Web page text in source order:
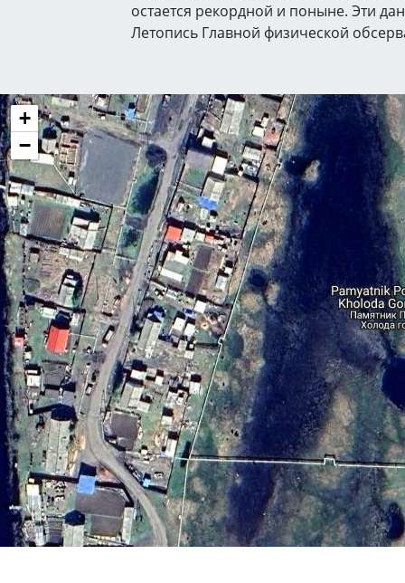
остается рекордной и поныне. Эти
Летопись Главной физической
+
−